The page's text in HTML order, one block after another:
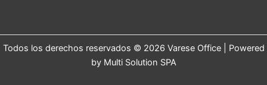
Todos los derechos reservados © 2026 Varese Office | Powered
by Multi Solution SPA